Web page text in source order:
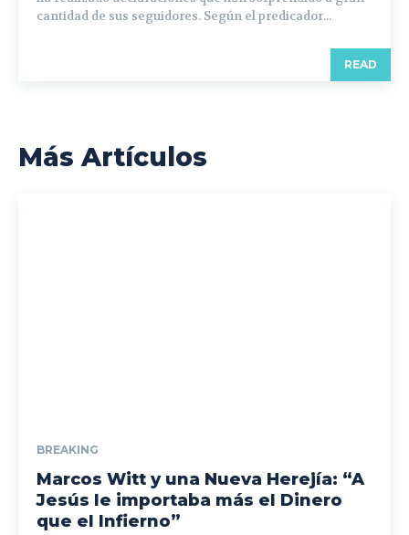
cantidad de sus seguidores. Según el predicador...
READ
Más Artículos
BREAKING
Marcos Witt y una Nueva Herejía: “A
Jesús le importaba más el Dinero
que el Infierno”